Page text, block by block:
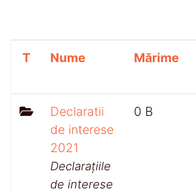
T Nume Mărime
Declaratii
de interese
2021
Declarațiile
de interese
0 B